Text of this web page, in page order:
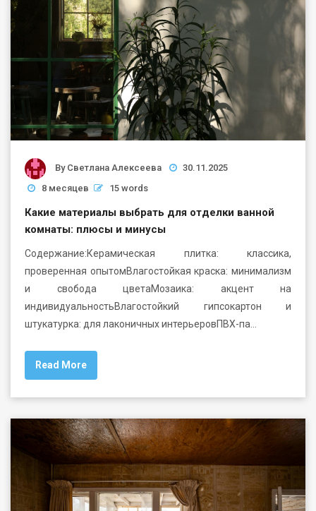
By Светлана Алексеева
30.11.2025
8 месяцев
15 words
Какие материалы выбрать для отделки ванной
комнаты: плюсы и минусы
Содержание:Керамическая плитка: классика,
проверенная опытомВлагостойкая краска: минимализм
и свобода цветаМозаика: акцент на
индивидуальностьВлагостойкий гипсокартон и
штукатурка: для лаконичных интерьеровПВХ-па…
Read More